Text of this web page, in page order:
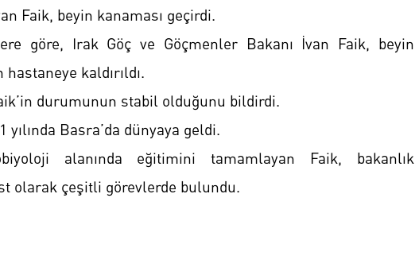
Faik, beyin kanaması geçirdi.
göre, Irak Göç ve Göçmenler Bakanı İvan Faik, beyin
kaldırıldı.
durumunun stabil olduğunu bildirdi.
Basra’da dünyaya geldi.
alanında eğitimini tamamlayan Faik, bakanlık
olarak çeşitli görevlerde bulundu.